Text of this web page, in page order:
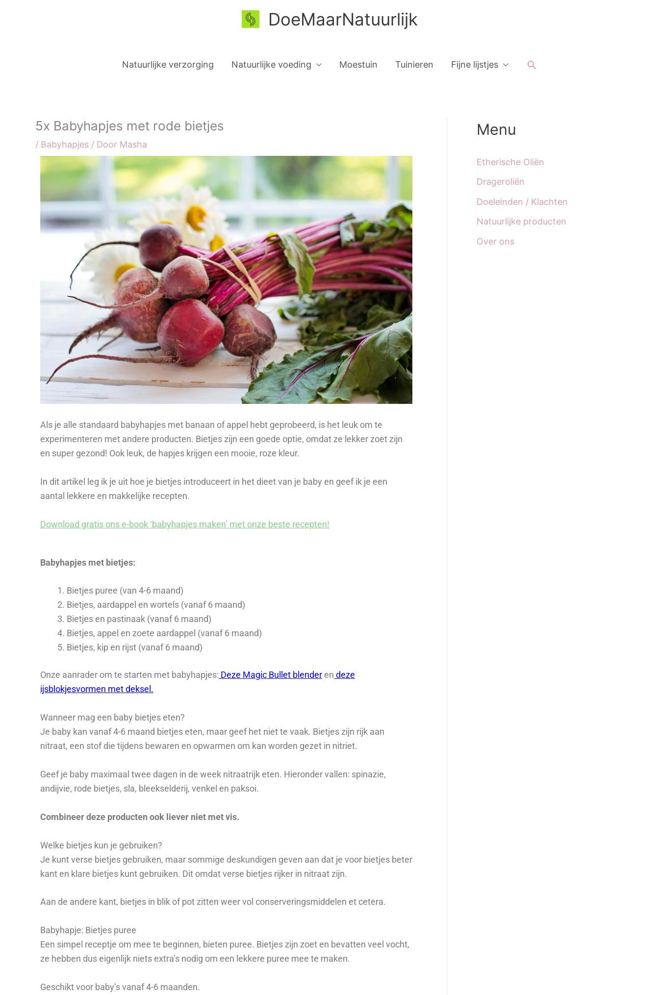
DoeMaarNatuurlijk
Natuurlijke verzorging Natuurlijke voeding Moestuin Tuinieren Fijne lijstjes Zoeken
5x Babyhapjes met rode bietjes
/ Babyhapjes / Door Masha
Als je alle standaard babyhapjes met banaan of appel hebt geprobeerd, is het leuk om te
experimenteren met andere producten. Bietjes zijn een goede optie, omdat ze lekker zoet zijn
en super gezond! Ook leuk, de hapjes krijgen een mooie, roze kleur.
In dit artikel leg ik je uit hoe je bietjes introduceert in het dieet van je baby en geef ik je een
aantal lekkere en makkelijke recepten.
Download gratis ons e-book ‘babyhapjes maken’ met onze beste recepten!
Babyhapjes met bietjes:
Bietjes puree (van 4-6 maand)
Bietjes, aardappel en wortels (vanaf 6 maand)
Bietjes en pastinaak (vanaf 6 maand)
Bietjes, appel en zoete aardappel (vanaf 6 maand)
Bietjes, kip en rijst (vanaf 6 maand)
Onze aanrader om te starten met babyhapjes: Deze Magic Bullet blender en deze
ijsblokjesvormen met deksel.
Wanneer mag een baby bietjes eten?
Je baby kan vanaf 4-6 maand bietjes eten, maar geef het niet te vaak. Bietjes zijn rijk aan
nitraat, een stof die tijdens bewaren en opwarmen om kan worden gezet in nitriet.
Geef je baby maximaal twee dagen in de week nitraatrijk eten. Hieronder vallen: spinazie,
andijvie, rode bietjes, sla, bleekselderij, venkel en paksoi.
Combineer deze producten ook liever niet met vis.
Welke bietjes kun je gebruiken?
Je kunt verse bietjes gebruiken, maar sommige deskundigen geven aan dat je voor bietjes beter
kant en klare bietjes kunt gebruiken. Dit omdat verse bietjes rijker in nitraat zijn.
Aan de andere kant, bietjes in blik of pot zitten weer vol conserveringsmiddelen et cetera.
Babyhapje: Bietjes puree
Een simpel receptje om mee te beginnen, bieten puree. Bietjes zijn zoet en bevatten veel vocht,
ze hebben dus eigenlijk niets extra’s nodig om een lekkere puree mee te maken.
Geschikt voor baby’s vanaf 4-6 maanden.
Menu
Etherische Oliën
Drageroliën
Doeleinden / Klachten
Natuurlijke producten
Over ons